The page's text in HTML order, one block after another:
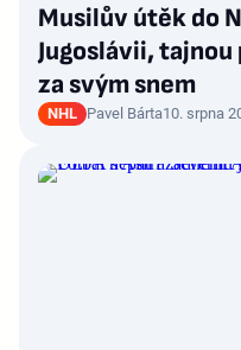
Musilův útěk do
Jugoslávii,
za svým snem
NHL Pavel Bárta10. srpna